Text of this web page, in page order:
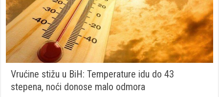
Vrućine stižu u BiH: Temperature idu do 43
stepena, noći donose malo odmora